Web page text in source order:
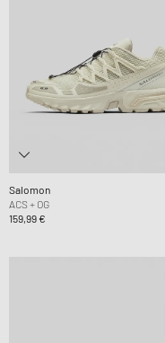
Salomon
ACS + OG
159,99 €